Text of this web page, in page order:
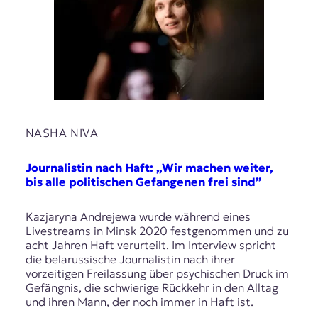
NASHA NIVA
Journalistin nach Haft: „Wir machen weiter,
bis alle politischen Gefangenen frei sind”
Kazjaryna Andrejewa wurde während eines
Livestreams in Minsk 2020 festgenommen und zu
acht Jahren Haft verurteilt. Im Interview spricht
die belarussische Journalistin nach ihrer
vorzeitigen Freilassung über psychischen Druck im
Gefängnis, die schwierige Rückkehr in den Alltag
und ihren Mann, der noch immer in Haft ist.